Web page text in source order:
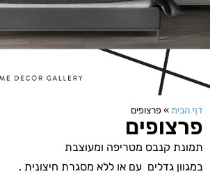
דף הבית » פרצופים
פרצופים
תמונת קנבס מטריפה ומעוצבת
במגוון גדלים עם או ללא מסגרת חיצונית .